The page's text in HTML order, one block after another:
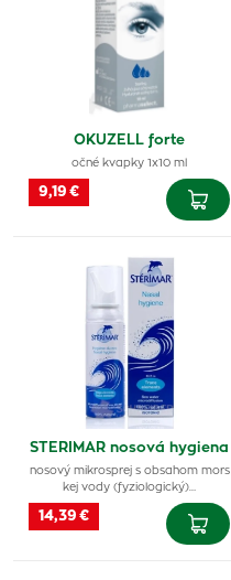
OKUZELL forte
očné kvapky 1x10 ml
9,19 €
STERIMAR nosová hygiena
nosový mikrosprej s obsahom mors
kej vody (fyziologický)…
14,39 €